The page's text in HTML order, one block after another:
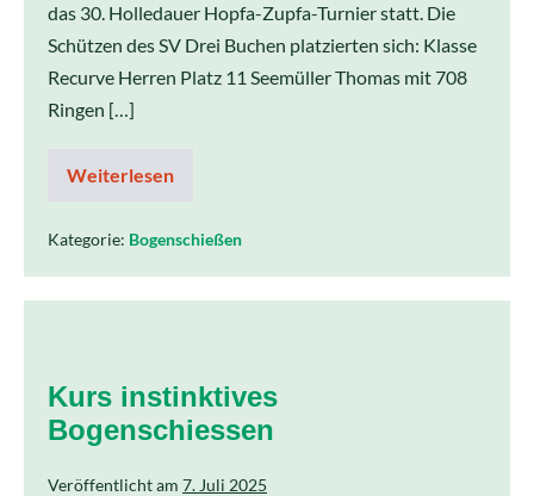
das 30. Holledauer Hopfa-Zupfa-Turnier statt. Die
Schützen des SV Drei Buchen platzierten sich: Klasse
Recurve Herren Platz 11 Seemüller Thomas mit 708
Ringen […]
Weiterlesen
Kategorie: Bogenschießen
Kurs instinktives
Bogenschiessen
Veröffentlicht am 7. Juli 2025